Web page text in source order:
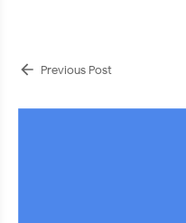
Previous Post